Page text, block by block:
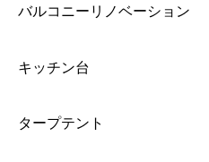
バルコニーリノベーション
キッチン台
タープテント